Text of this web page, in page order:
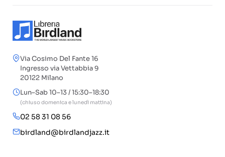
Via Cosimo Del Fante 16
Ingresso via Vettabbia 9
20122 Milano
Lun–Sab 10–13 / 15:30–18:30
(chiuso domenica e lunedì mattina)
02 58 31 08 56
birdland@birdlandjazz.it